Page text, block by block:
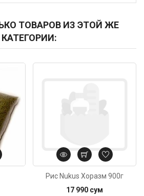
ТОВАРОВ ИЗ ЭТОЙ ЖЕ
КАТЕГОРИИ:
Рис Nukus Хоразм 900г
17 990 сум